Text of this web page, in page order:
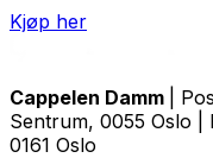
Kjøp her
Cappelen Damm
|
Sentrum, 0055 Oslo |
0161 Oslo